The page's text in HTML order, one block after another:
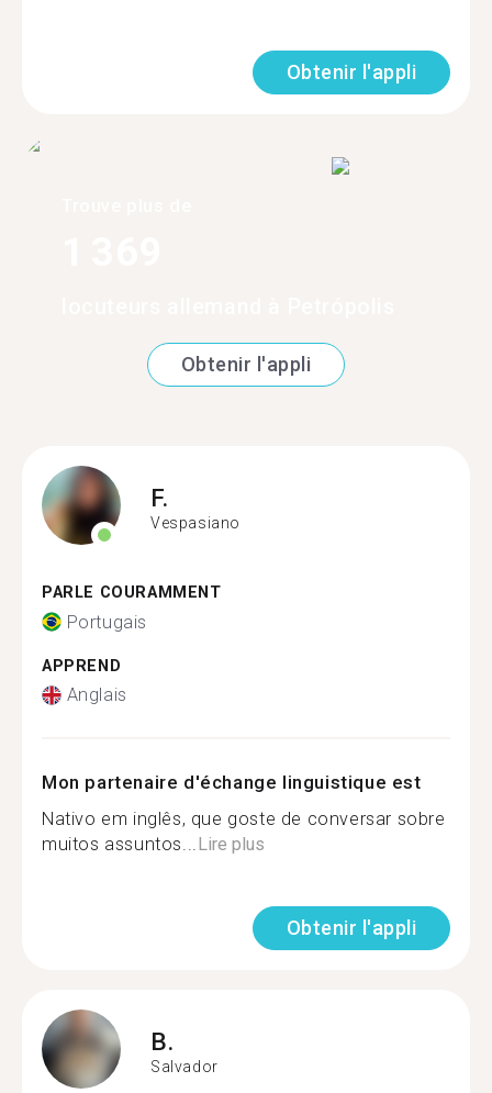
Obtenir l'appli
Obtenir l'appli
F.
Vespasiano
PARLE COURAMMENT
Portugais
APPREND
Anglais
Mon partenaire d'échange linguistique est
Nativo em inglês, que goste de conversar sobre
muitos assuntos...Lire plus
Obtenir l'appli
B.
Salvador